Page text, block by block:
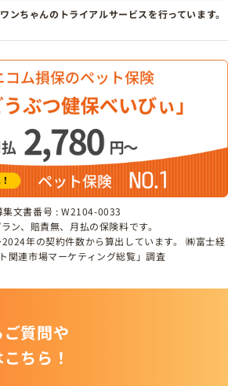
ンちゃんのトライアルサービスを行っています。
文書番号 : W2104-0033
ン、賠責無、月払の保険料です。
年の契約件数から算出しています。 ㈱富士経
関連市場マーケティング総覧」調査
質問や
ちら！